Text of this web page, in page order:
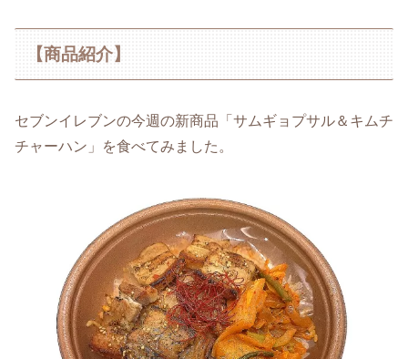
【商品紹介】
セブンイレブンの今週の新商品「サムギョプサル＆キムチ
チャーハン」を食べてみました。